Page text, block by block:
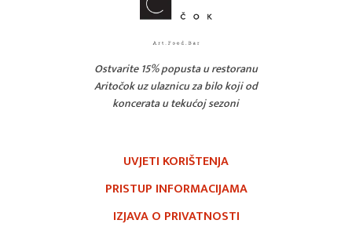
Ostvarite 15% popusta u restoranu
Aritočok uz ulaznicu za bilo koji od
koncerata u tekućoj sezoni
UVJETI KORIŠTENJA
PRISTUP INFORMACIJAMA
IZJAVA O PRIVATNOSTI